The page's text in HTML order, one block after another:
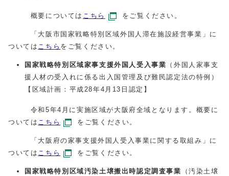
概要については こちら をご覧ください。
「大阪市国家戦略特別区域外国人滞在施設経営事業」に
ついては こちら をご覧ください。
国家戦略特別区域家事支援外国人受入事業 （外国人家事支
援人材の受入れに係る出入国管理及び難民認定法の特例）
【区域計画：平成28年4月13日認定】
令和5年4月に実施区域が大阪府全域となります。概要に
ついては こちら をご覧ください。
「大阪府の家事支援外国人受入事業に関する取組み」に
ついては こちら をご覧ください。
国家戦略特別区域汚染土壌搬出時認定調査事業
（汚染土壌